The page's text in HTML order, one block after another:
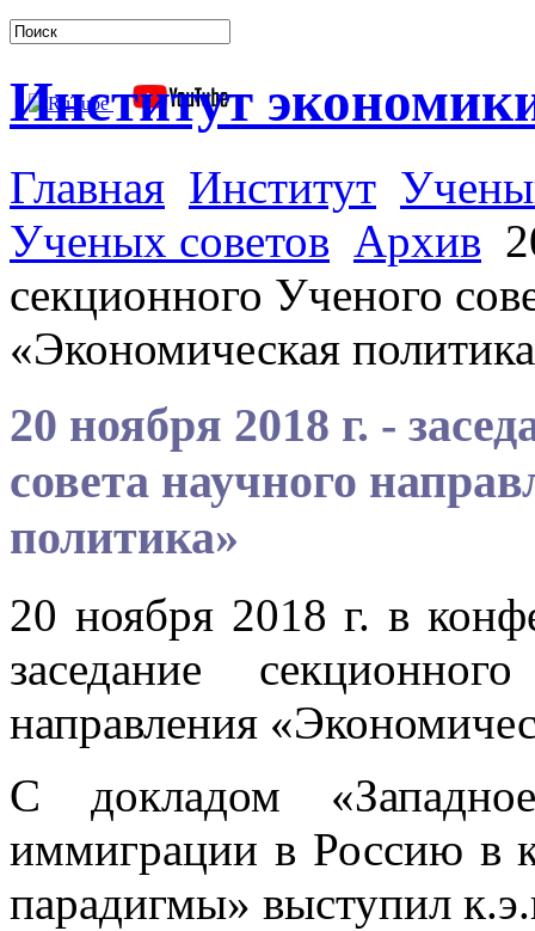
Институт
Главная Институт
Ученых советов Архив
секционного Ученого
«Экономическая
20 ноября 2018 г. -
совета научного
политика»
20 ноября 2018 г. в
заседание
направления
С докладом
иммиграции в Россию в
парадигмы» выступил